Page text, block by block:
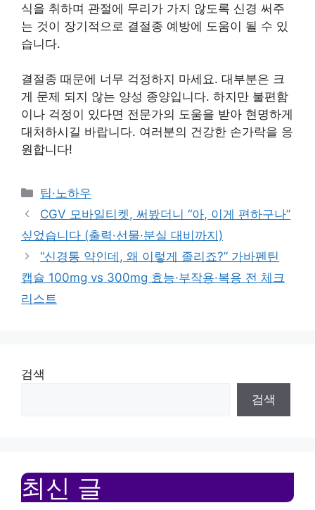
식을 취하며 관절에 무리가 가지 않도록 신경 써주
는 것이 장기적으로 결절종 예방에 도움이 될 수 있
습니다.
결절종 때문에 너무 걱정하지 마세요. 대부분은 크
게 문제 되지 않는 양성 종양입니다. 하지만 불편함
이나 걱정이 있다면 전문가의 도움을 받아 현명하게
대처하시길 바랍니다. 여러분의 건강한 손가락을 응
원합니다!
Categories
팁·노하우
CGV 모바일티켓, 써봤더니 “아, 이게 편하구나”
싶었습니다 (출력·선물·분실 대비까지)
“신경통 약인데, 왜 이렇게 졸리죠?” 가바펜틴
캡슐 100mg vs 300mg 효능·부작용·복용 전 체크
리스트
검색
검색
최신 글